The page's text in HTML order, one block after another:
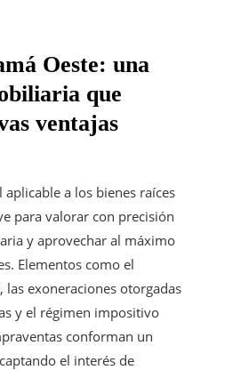
Oeste: una
que
ventajas
aplicable a los bienes raíces
para valorar con precisión
y aprovechar al máximo
Elementos como el
exoneraciones otorgadas
y el régimen impositivo
conforman un
el interés de